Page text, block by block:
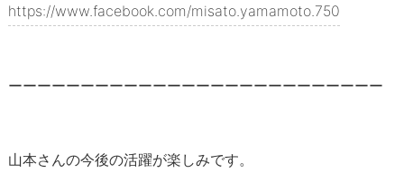
https://www.facebook.com/misato.yamamoto.750
ーーーーーーーーーーーーーーーーーーーーーーーーーー
山本さんの今後の活躍が楽しみです。